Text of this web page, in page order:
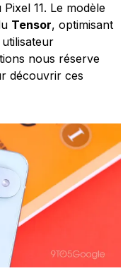
11. Le modèle
Tensor, optimisant
nous réserve
découvrir ces